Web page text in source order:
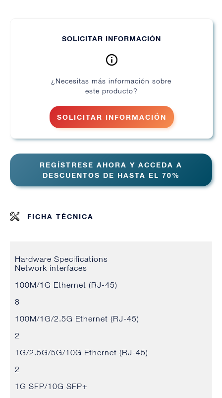
SOLICITAR INFORMACIÓN
¿Necesitas más información sobre
este producto?
SOLICITAR INFORMACIÓN
REGÍSTRESE AHORA Y ACCEDA A
DESCUENTOS DE HASTA EL 70%
FICHA TÉCNICA
Hardware Specifications
Network interfaces
100M/1G Ethernet (RJ-45)
8
100M/1G/2.5G Ethernet (RJ-45)
2
1G/2.5G/5G/10G Ethernet (RJ-45)
2
1G SFP/10G SFP+